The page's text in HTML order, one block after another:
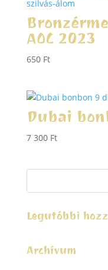
AOC 2023
650 Ft
Dubai
7 300 Ft
Legutóbbi
Archívum